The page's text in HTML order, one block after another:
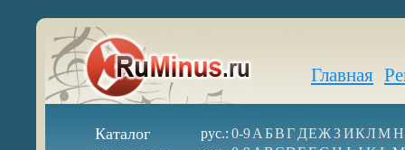
Главная
Каталог
рус.: 0-9А БВГ ДЕЖ З ИКЛМН